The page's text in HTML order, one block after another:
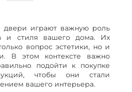
двери играют важную роль
и стиля вашего дома. Их
вопрос эстетики, но и
В этом контексте важно
подойти к покупке
чтобы они стали
вашего интерьера.